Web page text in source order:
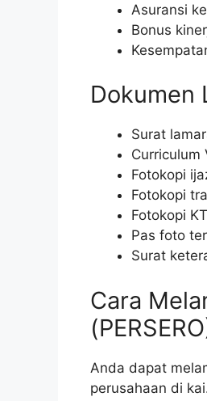
Asuransi
Bonus
Dokumen
Surat
Curriculum
Fotokopi
Fotokopi
Fotokopi
Pas foto
Surat
Cara
Anda dapat
perusahaan di